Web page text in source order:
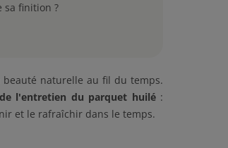
sa finition ?
naturelle au fil du temps.
l'entretien du parquet huilé:
et le rafraîchir dans le temps.